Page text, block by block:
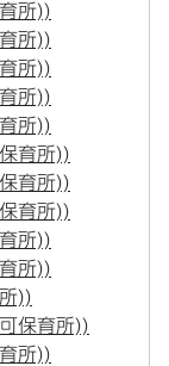
所))
所))
所))
所))
所))
育所))
育所))
育所))
所))
所))
))
保育所))
所))